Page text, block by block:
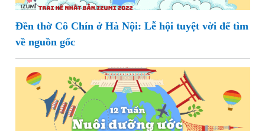
Đền thờ Cô Chín ở Hà Nội: Lễ hội tuyệt vời để tìm
về nguồn gốc